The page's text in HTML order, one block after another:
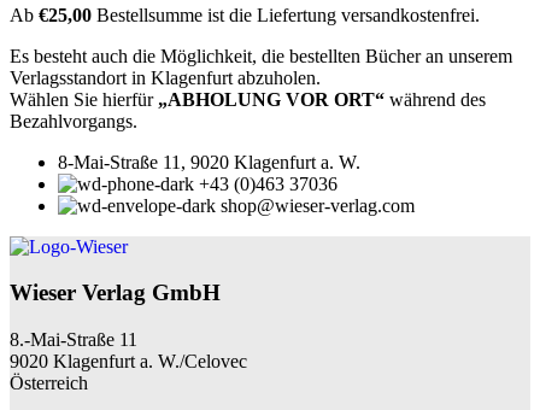
Ab €25,00 Bestellsumme ist die Liefertung versandkostenfrei.
Es besteht auch die Möglichkeit, die bestellten Bücher an unserem
Verlagsstandort in Klagenfurt abzuholen.
Wählen Sie hierfür „ABHOLUNG VOR ORT“ während des
Bezahlvorgangs.
8-Mai-Straße 11, 9020 Klagenfurt a. W.
+43 (0)463 37036
shop@wieser-verlag.com
Wieser Verlag GmbH
8.-Mai-Straße 11
9020 Klagenfurt a. W./Celovec
Österreich